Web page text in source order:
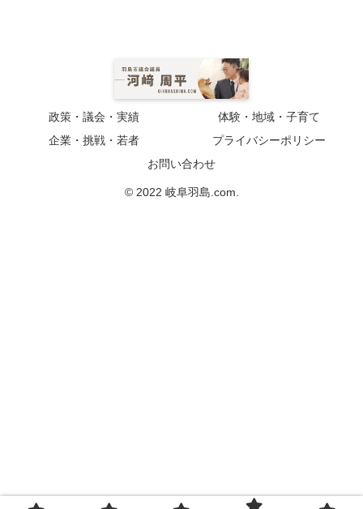
政策・議会・実績
体験・地域・子育て
企業・挑戦・若者
プライバシーポリシー
お問い合わせ
© 2022 岐阜羽島.com.